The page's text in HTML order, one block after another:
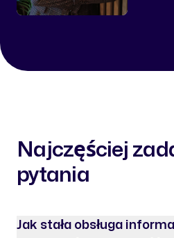
Najczęściej
pytania
Jak stała obsługa